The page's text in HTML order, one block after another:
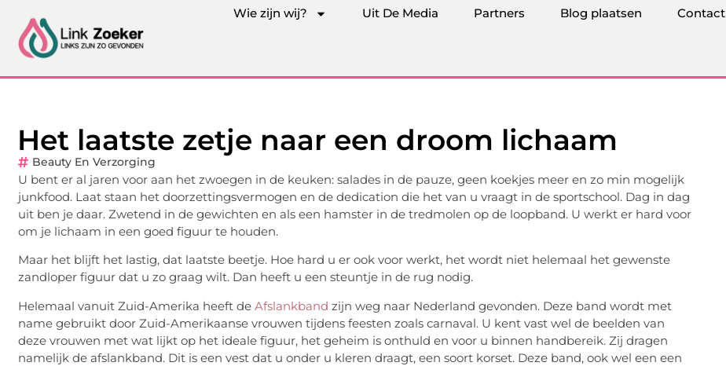
Wie zijn wij? Uit De Media Partners Blog plaatsen Contact
Het laatste zetje naar een droom lichaam
Beauty En Verzorging
U bent er al jaren voor aan het zwoegen in de keuken: salades in de pauze, geen koekjes meer en zo min mogelijk
junkfood. Laat staan het doorzettingsvermogen en de dedication die het van u vraagt in de sportschool. Dag in dag
uit ben je daar. Zwetend in de gewichten en als een hamster in de tredmolen op de loopband. U werkt er hard voor
om je lichaam in een goed figuur te houden.
Maar het blijft het lastig, dat laatste beetje. Hoe hard u er ook voor werkt, het wordt niet helemaal het gewenste
zandloper figuur dat u zo graag wilt. Dan heeft u een steuntje in de rug nodig.
Helemaal vanuit Zuid-Amerika heeft de Afslankband zijn weg naar Nederland gevonden. Deze band wordt met
name gebruikt door Zuid-Amerikaanse vrouwen tijdens feesten zoals carnaval. U kent vast wel de beelden van
deze vrouwen met wat lijkt op het ideale figuur, het geheim is onthuld en voor u binnen handbereik. Zij dragen
namelijk de afslankband. Dit is een vest dat u onder u kleren draagt, een soort korset. Deze band, ook wel een een